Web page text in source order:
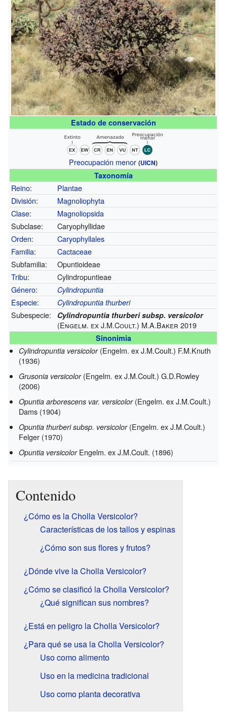
Estado de conservación
Preocupación menor (UICN)
Taxonomía
Reino:
Plantae
División:
Magnoliophyta
Clase:
Magnoliopsida
Subclase:
Caryophyllidae
Orden:
Caryophyllales
Familia:
Cactaceae
Subfamilia:
Opuntioideae
Tribu:
Cylindropuntieae
Género: Cylindropuntia
Especie: Cylindropuntia thurberi
Subespecie: Cylindropuntia thurberi subsp. versicolor
(Engelm. ex J.M.Coult.) M.A.Baker 2019
Sinonimia
Cylindropuntia versicolor (Engelm. ex J.M.Coult.) F.M.Knuth
(1936)
Grusonia versicolor (Engelm. ex J.M.Coult.) G.D.Rowley
(2006)
Opuntia arborescens var. versicolor (Engelm. ex J.M.Coult.)
Dams (1904)
Opuntia thurberi subsp. versicolor (Engelm. ex J.M.Coult.)
Felger (1970)
Opuntia versicolor Engelm. ex J.M.Coult. (1896)
Contenido
¿Cómo es la Cholla Versicolor?
Características de los tallos y espinas
¿Cómo son sus flores y frutos?
¿Dónde vive la Cholla Versicolor?
¿Cómo se clasificó la Cholla Versicolor?
¿Qué significan sus nombres?
¿Está en peligro la Cholla Versicolor?
¿Para qué se usa la Cholla Versicolor?
Uso como alimento
Uso en la medicina tradicional
Uso como planta decorativa